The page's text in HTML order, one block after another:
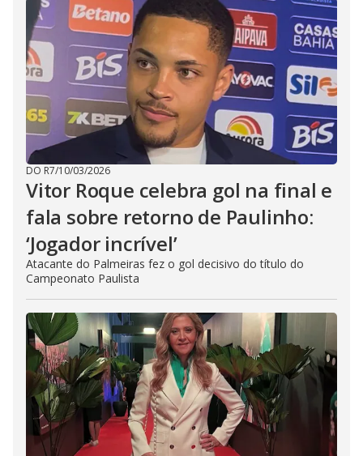
DO R7/10/03/2026
Vitor Roque celebra gol na final e
fala sobre retorno de Paulinho:
‘Jogador incrível’
Atacante do Palmeiras fez o gol decisivo do título do
Campeonato Paulista